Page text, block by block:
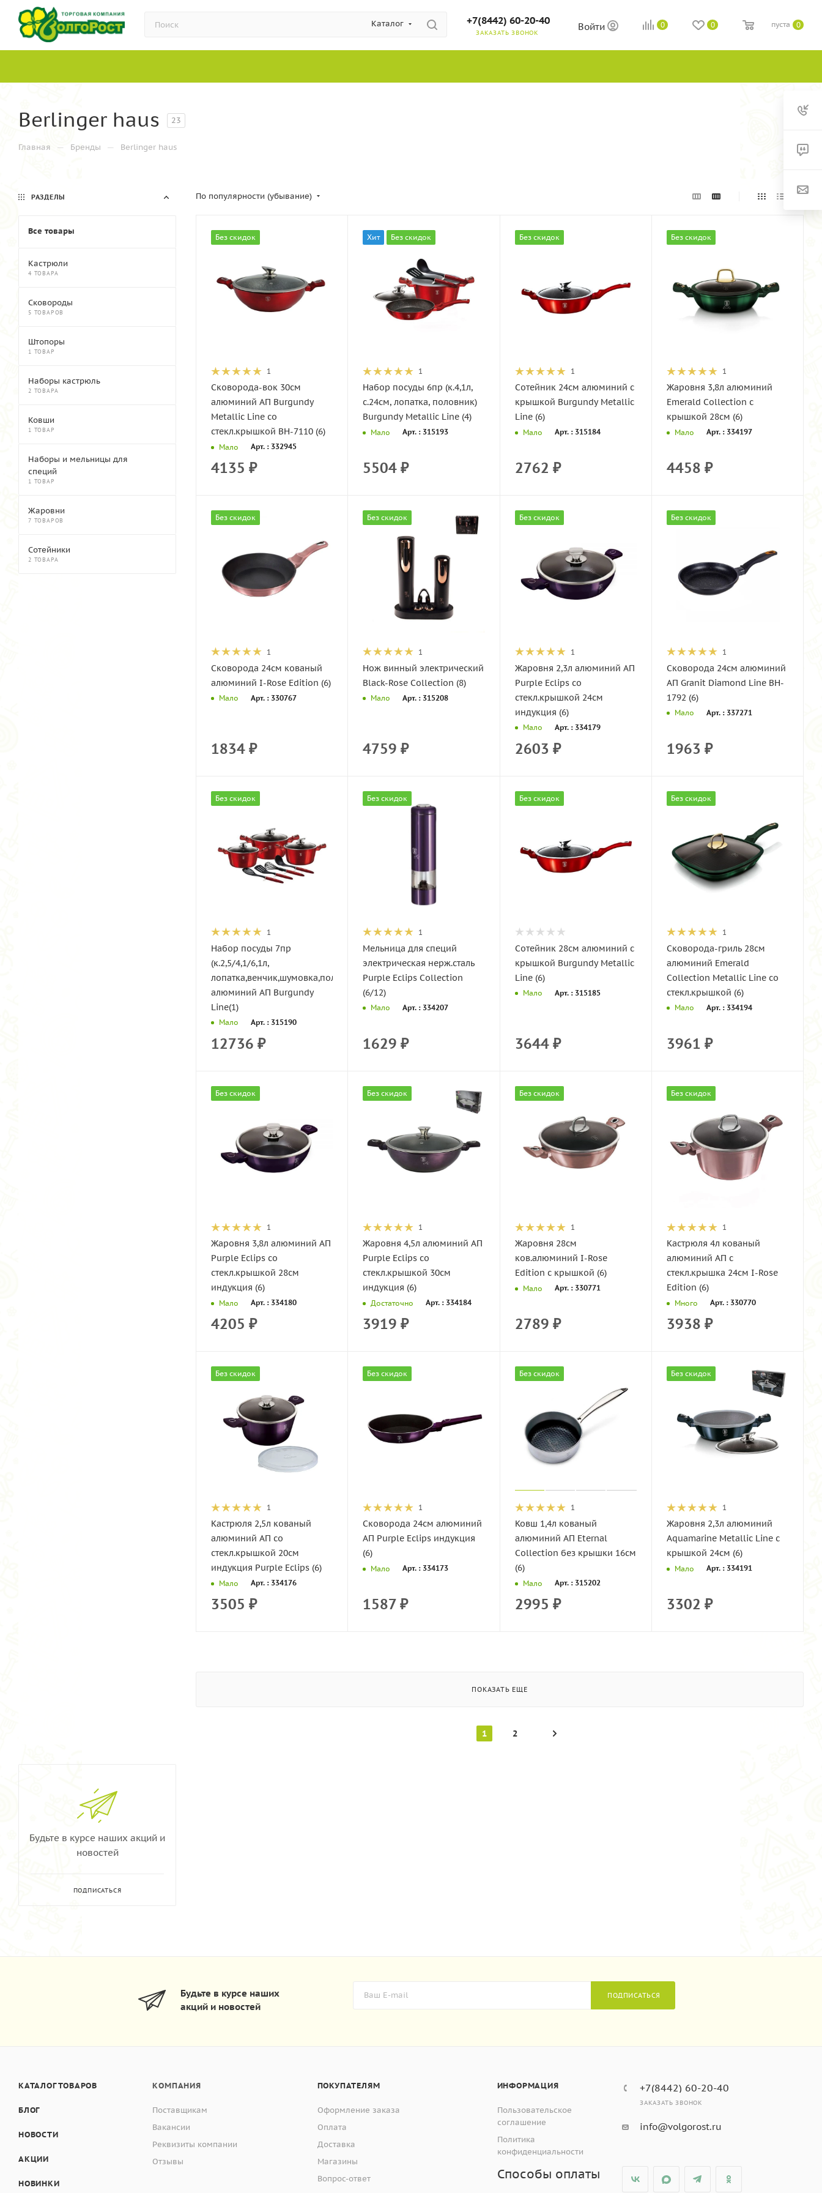
Каталог +7(8442) 60-20-40
ЗАКАЗАТЬ ЗВОНОК
Войти 0 0 0
пуста
Berlinger haus 23
Главная — Бренды — Berlinger haus
По популярности (убывание)
Без скидок
1
Сковорода-вок 30см
алюминий АП Burgundy
Metallic Line со
стекл.крышкой BH-7110 (6)
Мало Арт. : 332945
4135 ₽
Хит Без скидок
1
Набор посуды 6пр (к.4,1л,
с.24см, лопатка, половник)
Burgundy Metallic Line (4)
Мало Арт. : 315193
5504 ₽
Без скидок
1
Сотейник 24см алюминий с
крышкой Burgundy Metallic
Line (6)
Мало Арт. : 315184
2762 ₽
Без скидок
1
Жаровня 3,8л алюминий
Emerald Collection с
крышкой 28см (6)
Мало Арт. : 334197
4458 ₽
Без скидок
1
Сковорода 24см кованый
алюминий I-Rose Edition (6)
Мало Арт. : 330767
1834 ₽
Без скидок
1
Нож винный электрический
Black-Rose Collection (8)
Мало Арт. : 315208
4759 ₽
Без скидок
1
Жаровня 2,3л алюминий АП
Purple Eclips со
стекл.крышкой 24см
индукция (6)
Мало Арт. : 334179
2603 ₽
Без скидок
1
Сковорода 24см алюминий
АП Granit Diamond Line BH-
1792 (6)
Мало Арт. : 337271
1963 ₽
Без скидок
1
Набор посуды 7пр
(к.2,5/4,1/6,1л,
лопатка,венчик,шумовка,половник)
алюминий АП Burgundy
Line(1)
Мало Арт. : 315190
12736 ₽
Без скидок
1
Мельница для специй
электрическая нерж.сталь
Purple Eclips Collection
(6/12)
Мало Арт. : 334207
1629 ₽
Без скидок
Сотейник 28см алюминий с
крышкой Burgundy Metallic
Line (6)
Мало Арт. : 315185
3644₽
Без скидок
1
Сковорода-гриль 28см
алюминий Emerald
Collection Metallic Line со
стекл.крышкой (6)
Мало Арт. : 334194
3961 ₽
Без скидок
1
Жаровня 3,8л алюминий АП
Purple Eclips со
стекл.крышкой 28см
индукция (6)
Мало Арт. : 334180
4205 ₽
Без скидок
1
Жаровня 4,5л алюминий АП
Purple Eclips со
стекл.крышкой 30см
индукция (6)
Достаточно Арт. : 334184
3919 ₽
Без скидок
1
Жаровня 28см
ков.алюминий I-Rose
Edition с крышкой (6)
Мало Арт. : 330771
2789 ₽
Без скидок
1
Кастрюля 4л кованый
алюминий АП с
стекл.крышка 24см I-Rose
Edition (6)
Много Арт. : 330770
3938 ₽
Без скидок
1
Кастрюля 2,5л кованый
алюминий АП со
стекл.крышкой 20см
индукция Purple Eclips (6)
Мало Арт. : 334176
3505 ₽
Без скидок
1
Сковорода 24см алюминий
АП Purple Eclips индукция
(6)
Мало Арт. : 334173
1587 ₽
Без скидок
1
Ковш 1,4л кованый
алюминий АП Eternal
Collection без крышки 16см
(6)
Мало Арт. : 315202
2995 ₽
Без скидок
1
Жаровня 2,3л алюминий
Aquamarine Metallic Line с
крышкой 24см (6)
Мало Арт. : 334191
3302 ₽
ПОКАЗАТЬ ЕЩЕ
1 2
РАЗДЕЛЫ
Все товары
Кастрюли
4 ТОВАРА
Сковороды
5 ТОВАРОВ
Штопоры
1 ТОВАР
Наборы кастрюль
2 ТОВАРА
Ковши
1 ТОВАР
Наборы и мельницы для
специй
1 ТОВАР
Жаровни
7 ТОВАРОВ
Сотейники
2 ТОВАРА
Будьте в курсе наших акций и
новостей
ПОДПИСАТЬСЯ
Будьте в курсе наших
акций и новостей
ПОДПИСАТЬСЯ
КАТАЛОГ ТОВАРОВ
БЛОГ
НОВОСТИ
АКЦИИ
НОВИНКИ
КОМПАНИЯ
Поставщикам
Вакансии
Реквизиты компании
Отзывы
ПОКУПАТЕЛЯМ
Оформление заказа
Оплата
Доставка
Магазины
Вопрос-ответ
ИНФОРМАЦИЯ
Пользовательское
соглашение
Политика
конфиденциальности
Способы оплаты
+7(8442) 60-20-40
ЗАКАЗАТЬ ЗВОНОК
info@volgorost.ru